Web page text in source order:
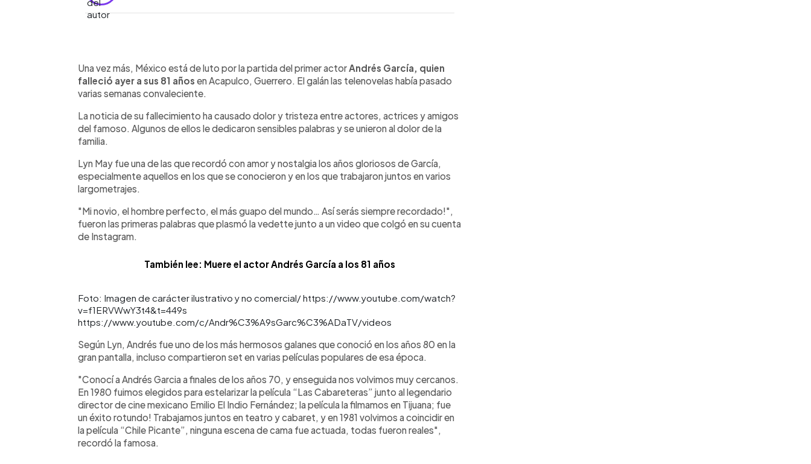
► Escuchar artículo
Una vez más, México está de luto por la partida del primer actorAndrés García, quien
falleció ayer a sus 81 años en Acapulco, Guerrero. El galán las telenovelas había pasado
varias semanas convaleciente.
La noticia de su fallecimiento ha causado dolor y tristeza entre actores, actrices y amigos
del famoso. Algunos de ellos le dedicaron sensibles palabras y se unieron al dolor de la
familia.
Lyn May fue una de las que recordó con amor y nostalgia los años gloriosos de García,
especialmente aquellos en los que se conocieron y en los que trabajaron juntos en varios
largometrajes.
"Mi novio, el hombre perfecto, el más guapo del mundo… Así serás siempre recordado!",
fueron las primeras palabras que plasmó la vedette junto a un video que colgó en su cuenta
de Instagram.
También lee: Muere el actor Andrés García a los 81 años
Foto: Imagen de carácter ilustrativo y no comercial/ https://www.youtube.com/watch?
v=f1ERVWwY3t4&t=449s
https://www.youtube.com/c/Andr%C3%A9sGarc%C3%ADaTV/videos
Según Lyn, Andrés fue uno de los más hermosos galanes que conoció en los años 80 en la
gran pantalla, incluso compartieron set en varias películas populares de esa época.
"Conocí a Andrés Garcia a finales de los años 70, y enseguida nos volvimos muy cercanos.
En 1980 fuimos elegidos para estelarizar la película “Las Cabareteras” junto al legendario
director de cine mexicano Emilio El Indio Fernández; la película la filmamos en Tijuana; fue
un éxito rotundo! Trabajamos juntos en teatro y cabaret, y en 1981 volvimos a coincidir en
la película “Chile Picante”, ninguna escena de cama fue actuada, todas fueron reales",
recordó la famosa.